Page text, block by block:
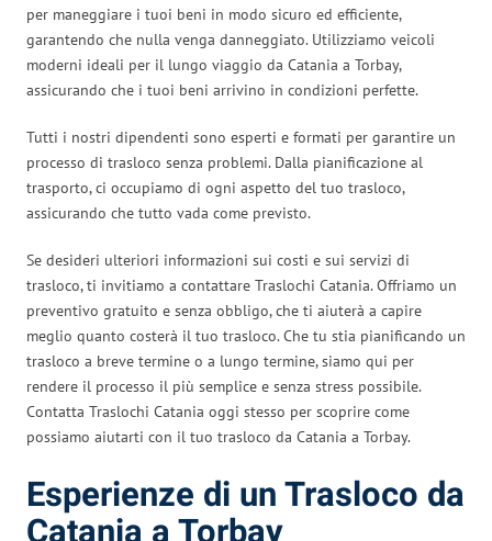
per maneggiare i tuoi beni in modo sicuro ed efficiente,
garantendo che nulla venga danneggiato. Utilizziamo veicoli
moderni ideali per il lungo viaggio da Catania a Torbay,
assicurando che i tuoi beni arrivino in condizioni perfette.
Tutti i nostri dipendenti sono esperti e formati per garantire un
processo di trasloco senza problemi. Dalla pianificazione al
trasporto, ci occupiamo di ogni aspetto del tuo trasloco,
assicurando che tutto vada come previsto.
Se desideri ulteriori informazioni sui costi e sui servizi di
trasloco, ti invitiamo a contattare Traslochi Catania. Offriamo un
preventivo gratuito e senza obbligo, che ti aiuterà a capire
meglio quanto costerà il tuo trasloco. Che tu stia pianificando un
trasloco a breve termine o a lungo termine, siamo qui per
rendere il processo il più semplice e senza stress possibile.
Contatta Traslochi Catania oggi stesso per scoprire come
possiamo aiutarti con il tuo trasloco da Catania a Torbay.
Esperienze di un Trasloco da